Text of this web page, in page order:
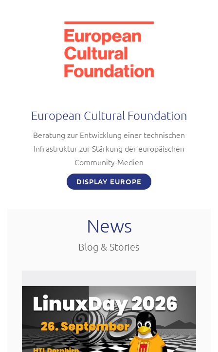
European Cultural Foundation
Beratung zur Entwicklung einer technischen
Infrastruktur zur Stärkung der europäischen
Community-Medien
DISPLAY EUROPE
News
Blog & Stories